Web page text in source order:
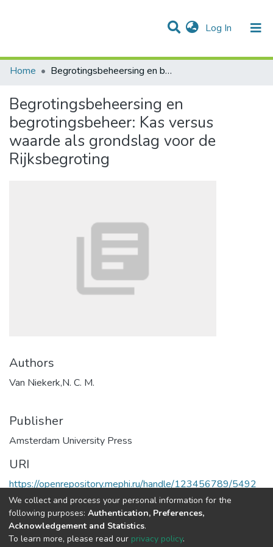
Log In (current)
Communities & Collections
Statistics
All of DSpace
Home
Begrotingsbeheersing en begrotingsbeheer: Kas versus waarde als grondslag voor de Rijksbegroting
Begrotingsbeheersing en
begrotingsbeheer: Kas versus
waarde als grondslag voor de
Rijksbegroting
Authors
Van Niekerk,N. C. M.
Publisher
Amsterdam University Press
URI
https://openrepository.mephi.ru/handle/123456789/5492
Full item page
We collect and process your personal information for the
following purposes: Authentication, Preferences,
Acknowledgement and Statistics.
To learn more, please read our privacy policy.